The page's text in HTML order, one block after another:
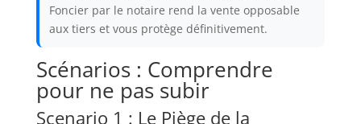
Foncier par le notaire rend la vente opposable
aux tiers et vous protège définitivement.
Scénarios : Comprendre
pour ne pas subir
Scenario 1 : Le Piège de la